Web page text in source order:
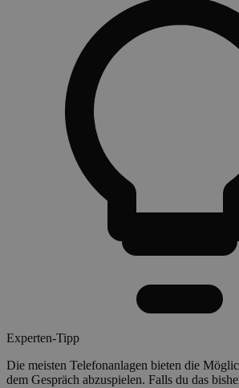
Experten-Tipp
Die meisten Telefonanlagen bieten die
dem Gespräch abzuspielen. Falls du das